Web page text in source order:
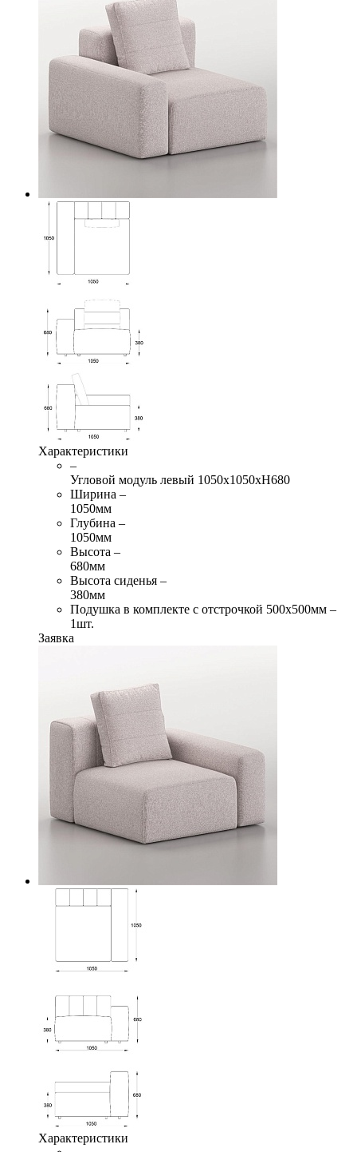
Характеристики
–
Угловой модуль левый 1050х1050хН680
Ширина –
1050мм
Глубина –
1050мм
Высота –
680мм
Высота сиденья –
380мм
Подушка в комплекте с отстрочкой 500х500мм –
1шт.
Заявка
Характеристики